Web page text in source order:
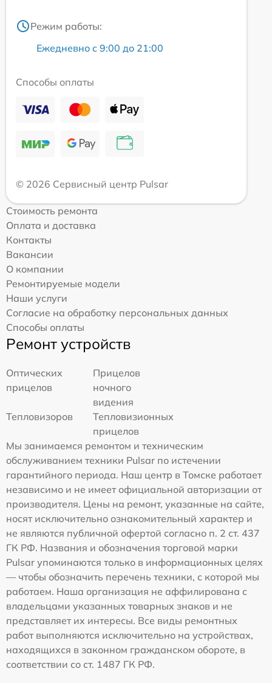
Режим работы:
Ежедневно с 9:00 до 21:00
Способы оплаты
© 2026 Сервисный центр Pulsar
Стоимость ремонта
Оплата и доставка
Контакты
Вакансии
О компании
Ремонтируемые модели
Наши услуги
Согласие на обработку персональных данных
Способы оплаты
Ремонт устройств
Оптических
прицелов
Прицелов
ночного
видения
Тепловизоров
Тепловизионных
прицелов
Мы занимаемся ремонтом и техническим
обслуживанием техники Pulsar по истечении
гарантийного периода. Наш центр в Томске работает
независимо и не имеет официальной авторизации от
производителя. Цены на ремонт, указанные на сайте,
носят исключительно ознакомительный характер и
не являются публичной офертой согласно п. 2 ст. 437
ГК РФ. Названия и обозначения торговой марки
Pulsar упоминаются только в информационных целях
— чтобы обозначить перечень техники, с которой мы
работаем. Наша организация не аффилирована с
владельцами указанных товарных знаков и не
представляет их интересы. Все виды ремонтных
работ выполняются исключительно на устройствах,
находящихся в законном гражданском обороте, в
соответствии со ст. 1487 ГК РФ.